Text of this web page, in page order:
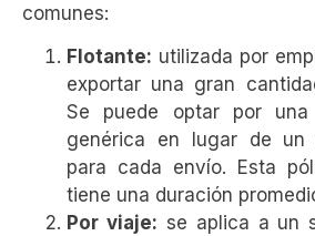
comunes:
Flotante: utilizada por
exportar una gran
Se puede optar por
genérica en lugar de un
para cada envío. Esta
tiene una duración
Por viaje: se aplica a un